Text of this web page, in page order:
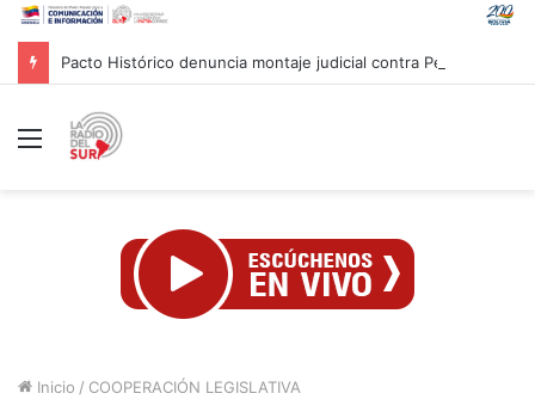
Menú
Inicio / COOPERACIÓN LEGISLATIVA